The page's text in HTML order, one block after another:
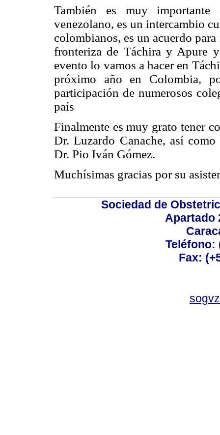
También es muy
venezolano, es un intercambio
colombianos, es un acuerdo
fronteriza de Táchira y Apure
evento lo vamos a hacer en
próximo año en Colombia,
participación de numerosos
país
Finalmente es muy grato tener
Dr. Luzardo Canache, así
Dr. Pio Iván Gómez.
Muchísimas gracias por su
Sociedad de
Apartado
Teléfono:
Fax: